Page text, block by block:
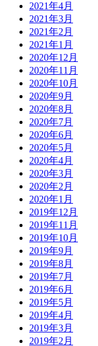
2021年4月
2021年3月
2021年2月
2021年1月
2020年12月
2020年11月
2020年10月
2020年9月
2020年8月
2020年7月
2020年6月
2020年5月
2020年4月
2020年3月
2020年2月
2020年1月
2019年12月
2019年11月
2019年10月
2019年9月
2019年8月
2019年7月
2019年6月
2019年5月
2019年4月
2019年3月
2019年2月